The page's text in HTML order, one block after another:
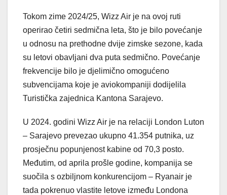
Tokom zime 2024/25, Wizz Air je na ovoj ruti
operirao četiri sedmična leta, što je bilo povećanje
u odnosu na prethodne dvije zimske sezone, kada
su letovi obavljani dva puta sedmično. Povećanje
frekvencije bilo je djelimično omogućeno
subvencijama koje je aviokompaniji dodijelila
Turistička zajednica Kantona Sarajevo.
U 2024. godini Wizz Air je na relaciji London Luton
– Sarajevo prevezao ukupno 41.354 putnika, uz
prosječnu popunjenost kabine od 70,3 posto.
Međutim, od aprila prošle godine, kompanija se
suočila s ozbiljnom konkurencijom – Ryanair je
tada pokrenuo vlastite letove između Londona